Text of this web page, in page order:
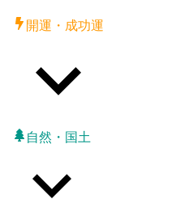
開運・成功運
自然・国土